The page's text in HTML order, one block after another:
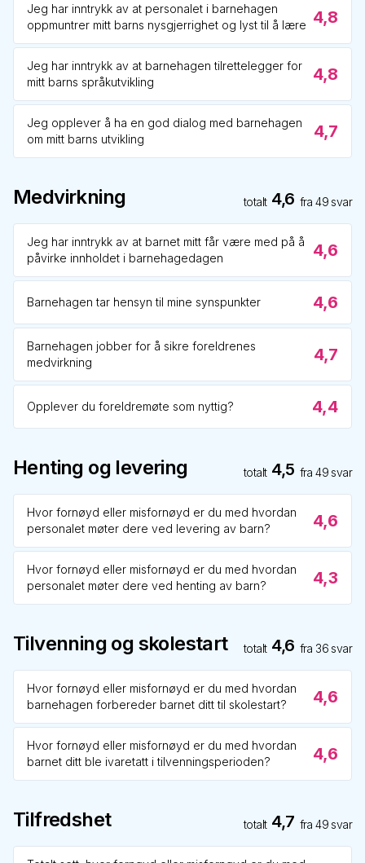
Jeg har inntrykk av at personalet i barnehagen
oppmuntrer mitt barns nysgjerrighet og lyst til å lære 4,8
Jeg har inntrykk av at barnehagen tilrettelegger for
mitt barns språkutvikling
4,8
Jeg opplever å ha en god dialog med barnehagen
om mitt barns utvikling
4,7
Medvirkning totalt 4,6 fra49 svar
Jeg har inntrykk av at barnet mitt får være med på å
påvirke innholdet i barnehagedagen
4,6
Barnehagen tar hensyn til mine synspunkter 4,6
Barnehagen jobber for å sikre foreldrenes
medvirkning
4,7
Opplever du foreldremøte som nyttig? 4,4
Henting og levering totalt 4,5 fra49 svar
Hvor fornøyd eller misfornøyd er du med hvordan
personalet møter dere ved levering av barn?
4,6
Hvor fornøyd eller misfornøyd er du med hvordan
personalet møter dere ved henting av barn?
4,3
Tilvenning og skolestart totalt 4,6 fra 36 svar
Hvor fornøyd eller misfornøyd er du med hvordan
barnehagen forbereder barnet ditt til skolestart?
4,6
Hvor fornøyd eller misfornøyd er du med hvordan
barnet ditt ble ivaretatt i tilvenningsperioden?
4,6
Tilfredshet totalt 4,7 fra49 svar